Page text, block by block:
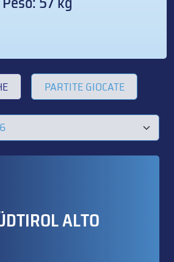
PARTITE GIOCATE
ALTO